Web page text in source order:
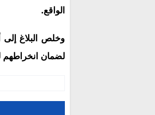
الواقع.
وخلص البلاغ
لضمان انخراطهم